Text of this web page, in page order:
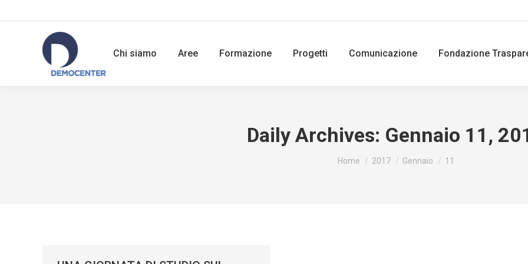
Chi siamo Aree Formazione Progetti Comunicazione Fondazione
Daily Archives: Gennaio 11,
You are here:
Home 2017 Gennaio 11